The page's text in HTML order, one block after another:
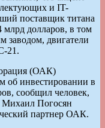
и IT-
поставщик титана
млрд долларов, в том
заводом, двигатели
21.
(ОАК)
об инвестировании в
сообщил человек,
Погосян
партнер ОАК.